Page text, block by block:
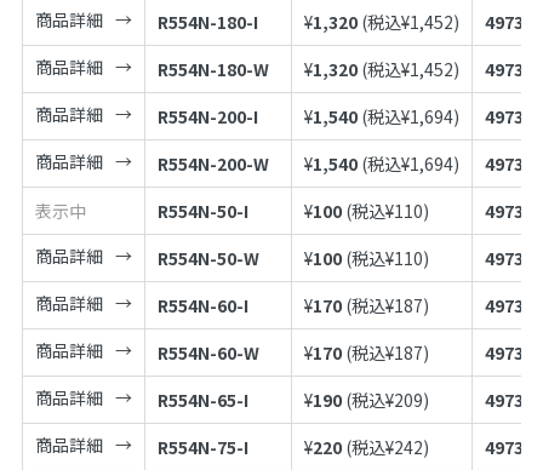
商品詳細
R554N-180-I ¥1,320 (税込¥1,452)
商品詳細
R554N-180-W ¥1,320 (税込¥1,452)
商品詳細
R554N-200-I ¥1,540 (税込¥1,694)
商品詳細
R554N-200-W ¥1,540 (税込¥1,694)
表示中
R554N-50-I ¥100 (税込¥110)
商品詳細
R554N-50-W ¥100 (税込¥110)
商品詳細
R554N-60-I ¥170 (税込¥187)
商品詳細
R554N-60-W ¥170 (税込¥187)
商品詳細
R554N-65-I ¥190 (税込¥209)
商品詳細
R554N-75-I ¥220 (税込¥242)